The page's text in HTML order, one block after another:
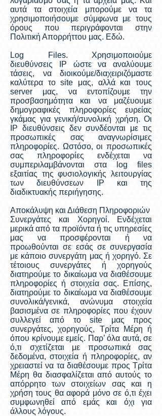
αυτά τα στοιχεία μπορούμε να τα
χρησιμοποιήσουμε σύμφωνα με τους
όρους που περιγράφονται στην
Πολιτική Απορρήττου μας. Εδώ.
Log Files. Χρησιμοποιούμε
διευθύνσεις IP ώστε να αναλύουμε
τάσεις, να διοικούμε/διαχειριζόμαστε
καλύτερα το site μας, αλλά και τους
server μας, να εντοπίζουμε την
προσβασημότητα και να μαζέυουμε
δημογραφικές πληροφορίες ευρείας
γκάμας για γενική/συνολική χρήση. Οι
IP διευθύνσεις δεν συνδέονται με τις
προσωπικές σας αναγνωρίσιμες
πληροφορίες. Ωστόσο, οι προσωπικές
σας πληροφορίες ενδέχεται να
συμπεριλαμβάνονται στα log files
εξαιτίας της φυσιολογικής λειτουργίας
των διευθύνσεων IP και της
διαδικτυακής περιήγησης.
Αποκάλυψη και Διάθεση Πληροφοριών
Συνεργάτες και Χορηγοί. Ενδέχεται
μερικά από τα προϊόντα ή τις υπηρεσίες
μας να προσφέρονται ή να
προωθούνται σε εσάς σε συνεργασία
με κάποιο συνεργάτη μας ή χορηγό. Σε
τέτοιους συνεργάτες ή χορηγούς
διατηρούμε το δικαίωμα να διαθέσουμε
πληροφορίες ή στοιχεία σας. Επίσης,
διατηρούμε το δικαίωμα να διαθέσουμε
συνολικά/γενικά, ανώνυμα στοιχεία
βασισμένα σε πληροφορίες που έχουν
συλλεγεί από το site μας προς
συνεργάτες, χορηγούς, Τρίτα Μέρη ή
όπου κρίνουμε εμείς. Παρ’ όλα αυτά, σε
ό,τι σχετίζεται με προσωπικά σας
δεδομένα, στοιχεία ή πληροφορίες, αν
χρειαστεί να τα διαθέσουμε προς Τρίτα
Μέρη θα διασφαλίζεται από αυτούς το
απόρρητο των στοιχείων σας και η
χρήση τους θα αφορά μόνο σε ό,τι έχει
συμφωνηθεί από εμάς και όχι για
άλλους λόγους.